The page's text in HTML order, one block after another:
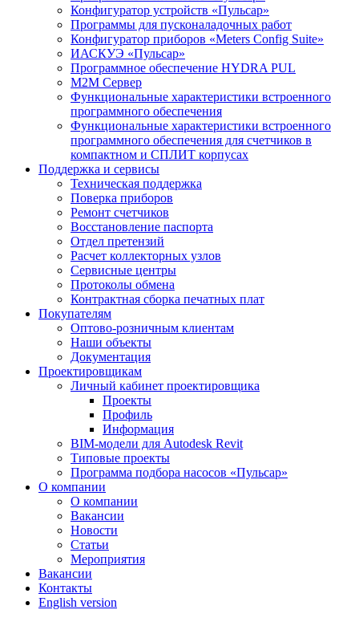
Конфигуратор устройств «Пульсар»
Программы для пусконаладочных работ
Конфигуратор приборов «Meters Config Suite»
ИАСКУЭ «Пульсар»
Программное обеспечение HYDRA PUL
M2M Сервер
Функциональные характеристики встроенного
программного обеспечения
Функциональные характеристики встроенного
программного обеспечения для счетчиков в
компактном и СПЛИТ корпусах
Поддержка и сервисы
Техническая поддержка
Поверка приборов
Ремонт счетчиков
Восстановление паспорта
Отдел претензий
Расчет коллекторных узлов
Сервисные центры
Протоколы обмена
Контрактная сборка печатных плат
Покупателям
Оптово-розничным клиентам
Наши объекты
Документация
Проектировщикам
Личный кабинет проектировщика
Проекты
Профиль
Информация
BIM-модели для Autodesk Revit
Типовые проекты
Программа подбора насосов «Пульсар»
О компании
О компании
Вакансии
Новости
Статьи
Мероприятия
Вакансии
Контакты
English version